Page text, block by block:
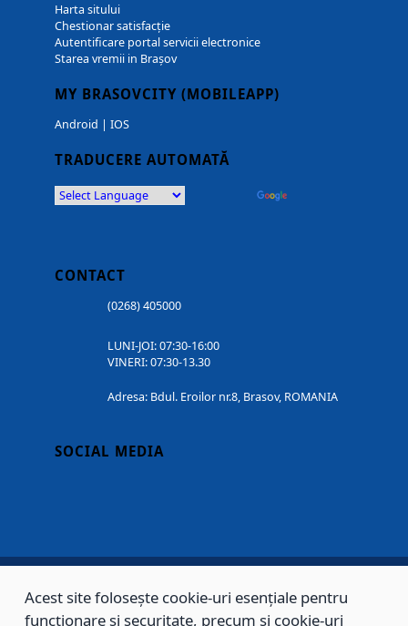
Harta sitului
Chestionar satisfacție
Autentificare portal servicii electronice
Starea vremii in Brașov
MY BRASOVCITY (MOBILEAPP)
Android | IOS
TRADUCERE AUTOMATĂ
CONTACT
(0268) 405000
LUNI-JOI: 07:30-16:00
VINERI: 07:30-13.30
Adresa: Bdul. Eroilor nr.8, Brasov, ROMANIA
SOCIAL MEDIA
Copyright © 2002 - 2026 - PRIMĂRIA MUNICIPIULUI BRAȘOV, toate drepturile
Acest site folosește cookie-uri esențiale pentru
funcționare și securitate, precum și cookie-uri